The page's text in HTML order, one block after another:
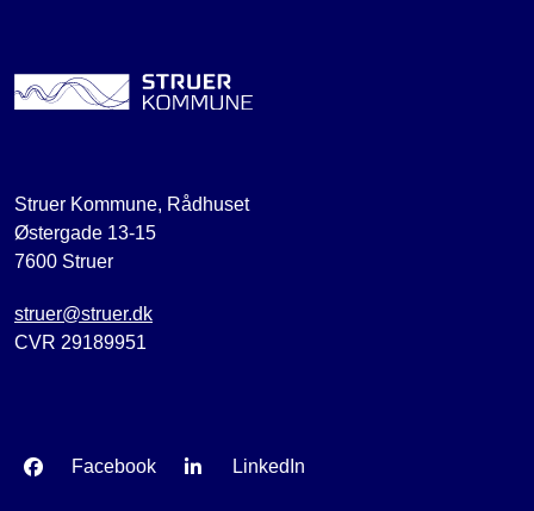
Struer Kommune, Rådhuset
Østergade 13-15
7600 Struer
struer@struer.dk
CVR 29189951
Facebook LinkedIn